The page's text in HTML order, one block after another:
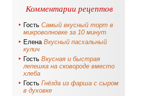
Комментарии рецептов
Гость Самый вкусный торт в
микроволновке за 10 минут
Елена Вкусный пасхальный
кулич
Гость Вкусная и быстрая
лепешка на сковороде вместо
хлеба
Гость Гнёзда из фарша с сыром
в духовке